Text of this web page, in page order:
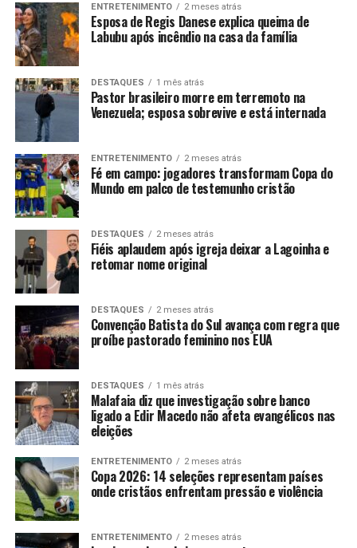
ENTRETENIMENTO 2 meses atrás
Esposa de Regis Danese explica queima de
Labubu após incêndio na casa da família
DESTAQUES 1 mês atrás
Pastor brasileiro morre em terremoto na
Venezuela; esposa sobrevive e está internada
ENTRETENIMENTO 2 meses atrás
Fé em campo: jogadores transformam Copa do
Mundo em palco de testemunho cristão
DESTAQUES 2 meses atrás
Fiéis aplaudem após igreja deixar a Lagoinha e
retomar nome original
DESTAQUES 2 meses atrás
Convenção Batista do Sul avança com regra que
proíbe pastorado feminino nos EUA
DESTAQUES 1 mês atrás
Malafaia diz que investigação sobre banco
ligado a Edir Macedo não afeta evangélicos nas
eleições
ENTRETENIMENTO 2 meses atrás
Copa 2026: 14 seleções representam países
onde cristãos enfrentam pressão e violência
ENTRETENIMENTO 2 meses atrás